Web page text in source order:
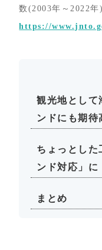
数(2003年～2022
https://
観光地として
ンドにも期待
ちょっとした
ンド対応」に
まとめ